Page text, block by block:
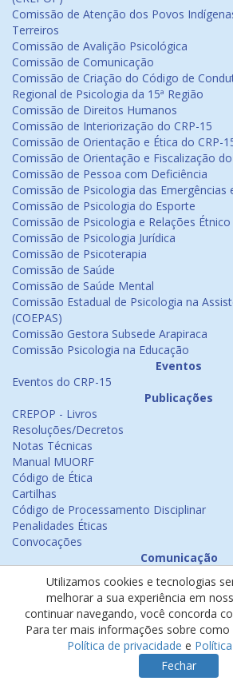
Comissão de Atenção dos Povos
Terreiros
Comissão de Avalição Psicológica
Comissão de Comunicação
Comissão de Criação do Código de
Regional de Psicologia da 15ª Região
Comissão de Direitos Humanos
Comissão de Interiorização do CRP-15
Comissão de Orientação e Ética do CRP-
Comissão de Orientação e Fiscalização do
Comissão de Pessoa com Deficiência
Comissão de Psicologia das Emergências
Comissão de Psicologia do Esporte
Comissão de Psicologia e Relações Étnico
Comissão de Psicologia Jurídica
Comissão de Psicoterapia
Comissão de Saúde
Comissão de Saúde Mental
Comissão Estadual de Psicologia na
(COEPAS)
Comissão Gestora Subsede Arapiraca
Comissão Psicologia na Educação
Eventos
Eventos do CRP-15
Publicações
CREPOP - Livros
Resoluções/Decretos
Notas Técnicas
Manual MUORF
Código de Ética
Cartilhas
Código de Processamento Disciplinar
Penalidades Éticas
Convocações
Comunicação
Emissão de Certificados
Psicologia na Mídia
Ouvidoria
Política de cookies
Política de privacidade
Utilizamos cookies e tecnologias
melhorar a sua experiência em
continuar navegando, você concorda
Para ter mais informações sobre
Política de privacidade e
Fechar